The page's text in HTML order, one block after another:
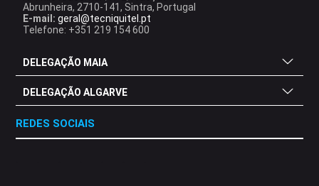
Abrunheira, 2710-141, Sintra, Portugal
E-mail: geral@tecniquitel.pt
Telefone: +351 219 154 600
DELEGAÇÃO MAIA
DELEGAÇÃO ALGARVE
REDES SOCIAIS